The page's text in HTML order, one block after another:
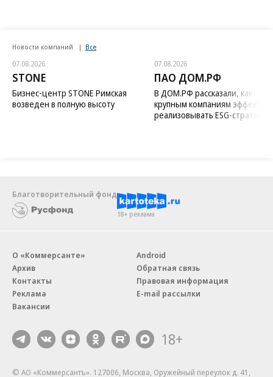
Новости компаний Все
07.08.2026
STONE
Бизнес-центр STONE Римская
возведен в полную высоту
07.08.2026
ПАО ДОМ.РФ
В ДОМ.РФ рассказали, как
крупным компаниям
реализовывать ESG-стратегию
Благотворительный фонд
18+ реклама
О «Коммерсанте»
Архив
Контакты
Реклама
Вакансии
Android
Обратная связь
Правовая информация
E-mail рассылки
18+
© АО «Коммерсантъ». 127006, Москва, Оружейный переулок д. 41,